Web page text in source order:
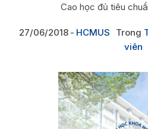
Cao học đủ tiêu
27/06/2018 HCMUS Trong
viên